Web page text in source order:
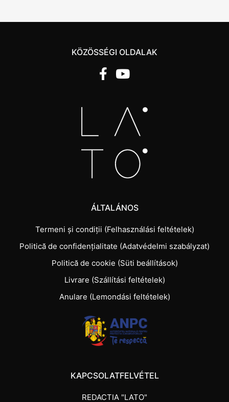
KÖZÖSSÉGI OLDALAK
ÁLTALÁNOS
Termeni și condiții (Felhasználási feltételek)
Politică de confidențialitate (Adatvédelmi szabályzat)
Politică de cookie (Süti beállítások)
Livrare (Szállítási feltételek)
Anulare (Lemondási feltételek)
KAPCSOLATFELVÉTEL
REDACTIA "LATO"